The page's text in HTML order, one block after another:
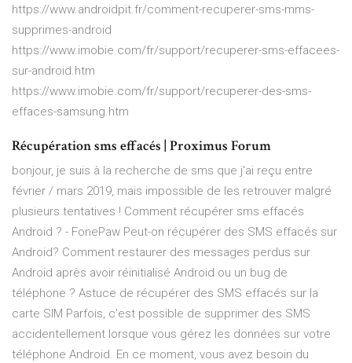
https://www.androidpit.fr/comment-recuperer-sms-mms-
supprimes-android
https://www.imobie.com/fr/support/recuperer-sms-effacees-
sur-android.htm
https://www.imobie.com/fr/support/recuperer-des-sms-
effaces-samsung.htm
Récupération sms effacés | Proximus Forum
bonjour, je suis à la recherche de sms que j'ai reçu entre
février / mars 2019, mais impossible de les retrouver malgré
plusieurs tentatives ! Comment récupérer sms effacés
Android ? - FonePaw Peut-on récupérer des SMS effacés sur
Android? Comment restaurer des messages perdus sur
Android après avoir réinitialisé Android ou un bug de
téléphone ? Astuce de récupérer des SMS effacés sur la
carte SIM Parfois, c'est possible de supprimer des SMS
accidentellement lorsque vous gérez les données sur votre
téléphone Android. En ce moment, vous avez besoin du